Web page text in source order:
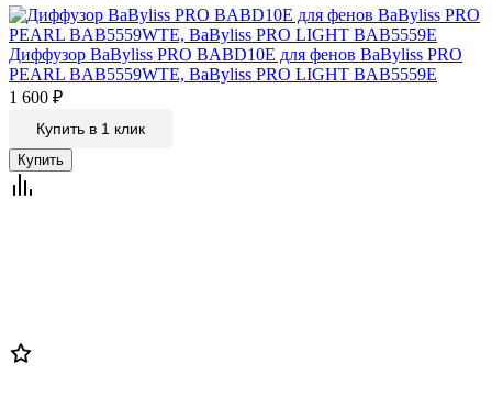
Диффузор BaByliss PRO BABD10E для фенов BaByliss PRO
PEARL BAB5559WTE, BaByliss PRO LIGHT BAB5559E
1 600 ₽
Купить в 1 клик